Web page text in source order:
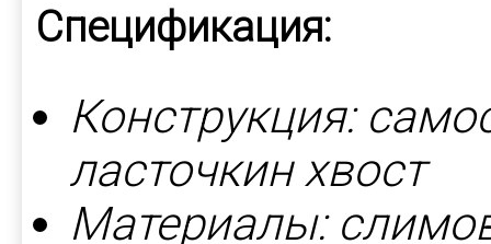
Спецификация:
Конструкция:
ласточкин хвост
Материалы: